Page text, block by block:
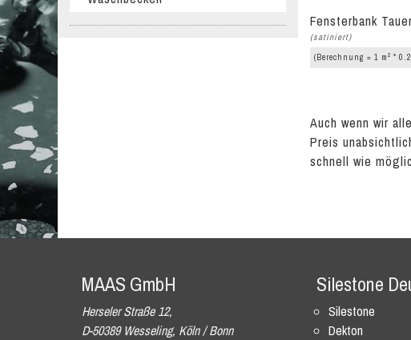
Fensterbank
(satiniert)
(Berechnung = 1 m 2 *
Auch wenn wir
Preis
schnell wie
MAAS GmbH
Herseler Straße 12,
D-50389 Wesseling, Köln / Bonn
Silestone
Silestone
Dekton